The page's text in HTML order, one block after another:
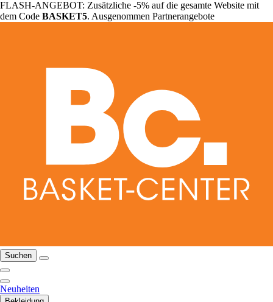
FLASH-ANGEBOT: Zusätzliche -5% auf die gesamte Website mit
dem Code BASKET5. Ausgenommen Partnerangebote
Suchen
Neuheiten